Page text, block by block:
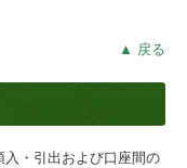
▲ 戻る
・引出および口座間の